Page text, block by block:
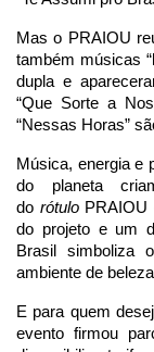
Mas o PRAIOU
também músicas
dupla e
“Que Sorte a
“Nessas Horas”
Música, energia e
do planeta
do rótulo
do projeto e um
Brasil simboliza
ambiente de
E para quem
evento firmou